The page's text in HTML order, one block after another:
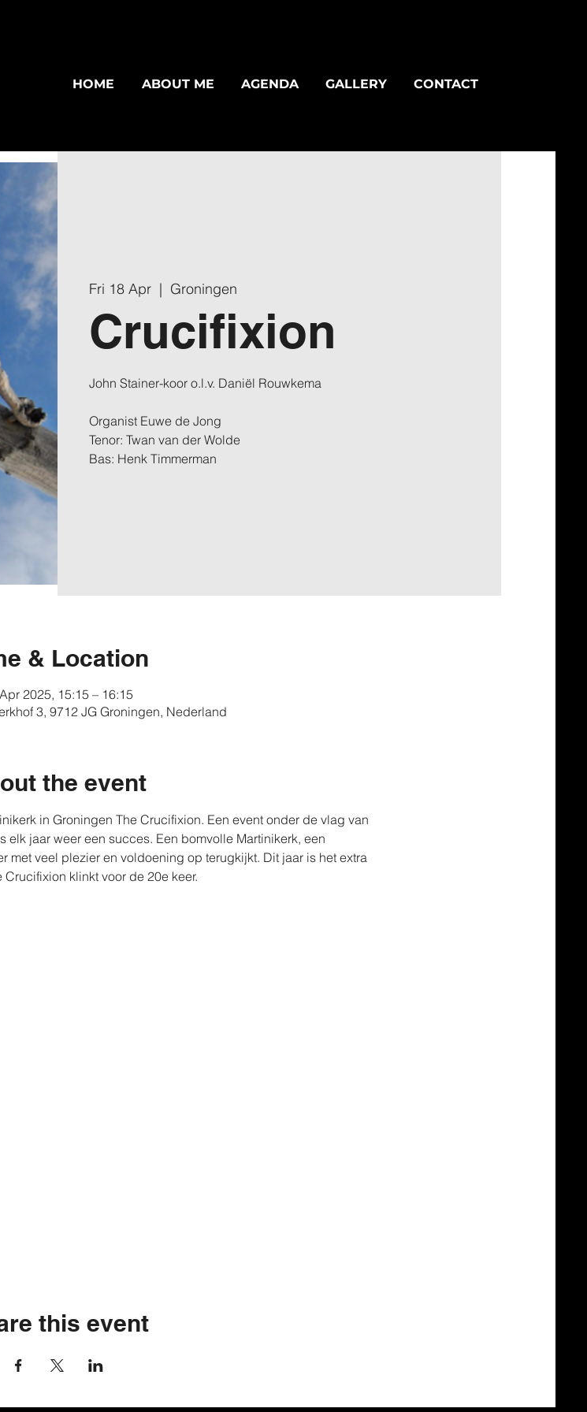
HOME ABOUT ME AGENDA GALLERY CONTACT
Fri 18 Apr
  |
Groningen
Crucifixion
John Stainer-koor o.l.v. Daniël Rouwkema
Organist Euwe de Jong
Tenor: Twan van der Wolde
Bas: Henk Timmerman
& Location
2025, 15:15 – 16:15
3, 9712 JG Groningen, Nederland
the event
in Groningen The Crucifixion. Een event onder de vlag van
jaar weer een succes. Een bomvolle Martinikerk, een
met veel plezier en voldoening op terugkijkt. Dit jaar is het extra
klinkt voor de 20e keer.
this event